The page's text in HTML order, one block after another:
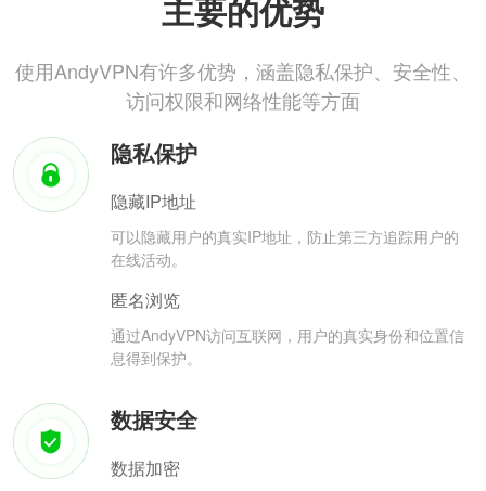
主要的优势
使用AndyVPN有许多优势，涵盖隐私保护、安全性、
访问权限和网络性能等方面
隐私保护
隐藏IP地址
可以隐藏用户的真实IP地址，防止第三方追踪用户的
在线活动。
匿名浏览
通过AndyVPN访问互联网，用户的真实身份和位置信
息得到保护。
数据安全
数据加密